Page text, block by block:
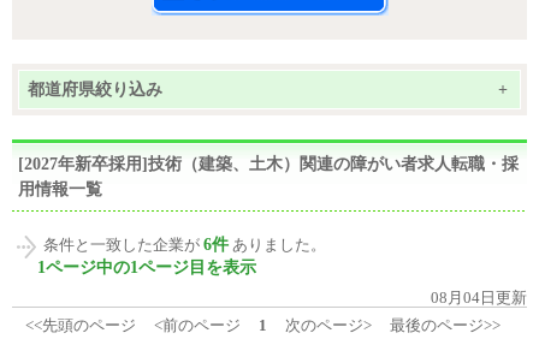
都道府県絞り込み +
[2027年新卒採用]技術（建築、土木）関連の障がい者求人転職・採
用情報一覧
条件と一致した企業が 6件 ありました。
1ページ中の1ページ目を表示
08月04日更新
<<先頭のページ
<前のページ 1 次のページ> 最後のページ>>